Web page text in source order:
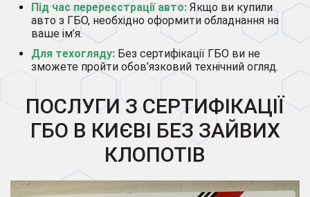
Під час перереєстрації авто:Якщо ви купили
авто з ГБО, необхідно оформити обладнання на
ваше ім’я.
Для техогляду: Без сертифікації ГБО ви не
зможете пройти обов’язковий технічний огляд.
ПОСЛУГИ З СЕРТИФІКАЦІЇ
ГБО В КИЄВІ БЕЗ ЗАЙВИХ
КЛОПОТІВ